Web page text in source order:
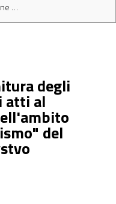
…
degli
atti al
del